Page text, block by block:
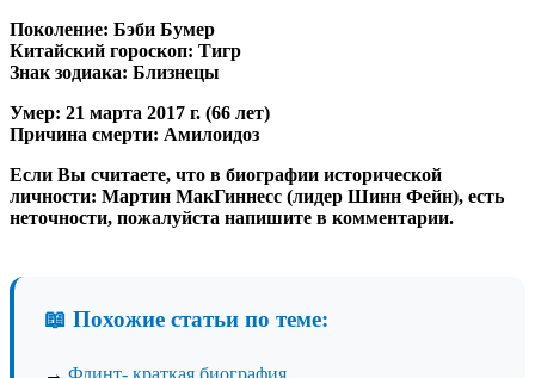
Поколение: Бэби Бумер
Китайский гороскоп: Тигр
Знак зодиака: Близнецы
Умер: 21 марта 2017 г. (66 лет)
Причина смерти: Амилоидоз
Если Вы считаете, что в биографии исторической
личности: Мартин МакГиннесс (лидер Шинн Фейн), есть
неточности, пожалуйста напишите в комментарии.
📖 Похожие статьи по теме: